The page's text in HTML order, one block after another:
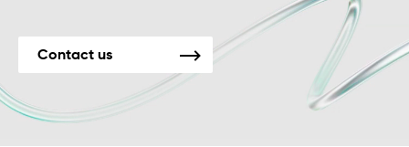
Contact us